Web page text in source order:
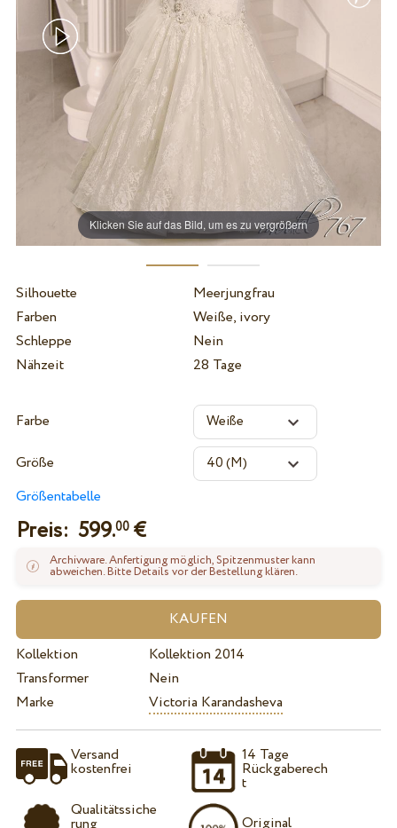
Klicken Sie auf das Bild, um es zu vergrößern
Silhouette
Meerjungfrau
Farben
Weiße, ivory
Schleppe
Nein
Nähzeit
28 Tage
Farbe
Größe
Größentabelle
Preis: 599.00€
Archivware. Anfertigung möglich, Spitzenmuster kann
abweichen. Bitte Details vor der Bestellung klären.
Kollektion
Kollektion 2014
Transformer
Nein
Marke
Victoria Karandasheva
Versand
kostenfrei
Qualitätssiche
rung
14 Tage
Rückgaberech
t
Original